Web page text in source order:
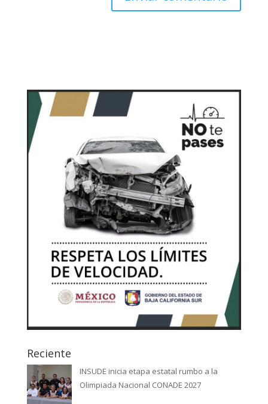
Reciente
INSUDE inicia etapa estatal rumbo a la
Olimpiada Nacional CONADE 2027